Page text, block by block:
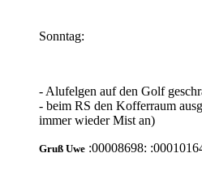
Sonntag:
- Alufelgen auf den Golf
- beim RS den Kofferraum
immer wieder Mist an)
Gruß Uwe :00008698: